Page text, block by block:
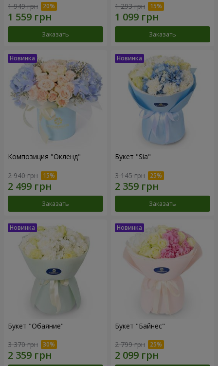
1 949 грн
Заказать
1 293 грн
Заказать
Композиция "Окленд"
2 940 грн
Заказать
Букет "Sia"
3 145 грн
Заказать
Букет "Обаяние"
3 370 грн
Букет "Байнес"
2 799 грн